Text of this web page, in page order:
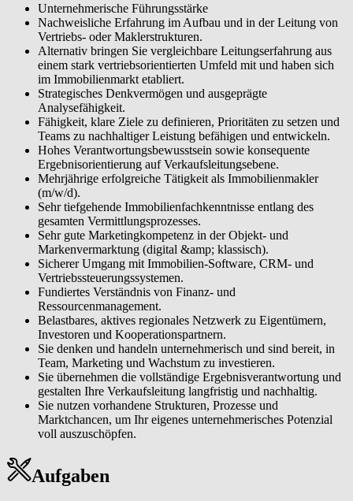
Unternehmerische Führungsstärke
Nachweisliche Erfahrung im Aufbau und in der Leitung von
Vertriebs- oder Maklerstrukturen.
Alternativ bringen Sie vergleichbare Leitungserfahrung aus
einem stark vertriebsorientierten Umfeld mit und haben sich
im Immobilienmarkt etabliert.
Strategisches Denkvermögen und ausgeprägte
Analysefähigkeit.
Fähigkeit, klare Ziele zu definieren, Prioritäten zu setzen und
Teams zu nachhaltiger Leistung befähigen und entwickeln.
Hohes Verantwortungsbewusstsein sowie konsequente
Ergebnisorientierung auf Verkaufsleitungsebene.
Mehrjährige erfolgreiche Tätigkeit als Immobilienmakler
(m/w/d).
Sehr tiefgehende Immobilienfachkenntnisse entlang des
gesamten Vermittlungsprozesses.
Sehr gute Marketingkompetenz in der Objekt- und
Markenvermarktung (digital &amp; klassisch).
Sicherer Umgang mit Immobilien-Software, CRM- und
Vertriebssteuerungssystemen.
Fundiertes Verständnis von Finanz- und
Ressourcenmanagement.
Belastbares, aktives regionales Netzwerk zu Eigentümern,
Investoren und Kooperationspartnern.
Sie denken und handeln unternehmerisch und sind bereit, in
Team, Marketing und Wachstum zu investieren.
Sie übernehmen die vollständige Ergebnisverantwortung und
gestalten Ihre Verkaufsleitung langfristig und nachhaltig.
Sie nutzen vorhandene Strukturen, Prozesse und
Marktchancen, um Ihr eigenes unternehmerisches Potenzial
voll auszuschöpfen.
Aufgaben